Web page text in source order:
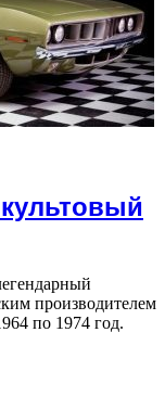
производителем
по 1974 год.